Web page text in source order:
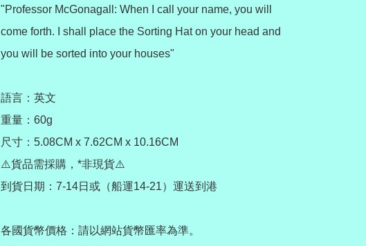
"Professor McGonagall: When I call your name, you will
come forth. I shall place the Sorting Hat on your head and
you will be sorted into your houses"
語言：英文
重量：60g
尺寸：5.08CM x 7.62CM x 10.16CM
⚠️貨品需採購，*非現貨⚠️
到貨日期：7-14日或（船運14-21）運送到港
各國貨幣價格：請以網站貨幣匯率為準。